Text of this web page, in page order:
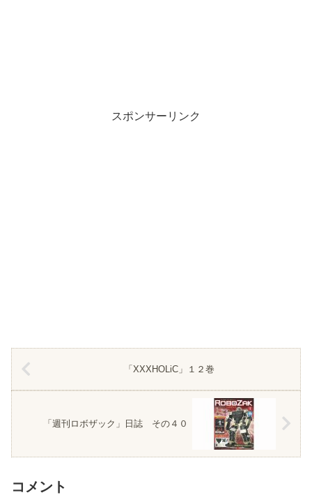
スポンサーリンク
「XXXHOLiC」１２巻
「週刊ロボザック」日誌 その４０
コメント